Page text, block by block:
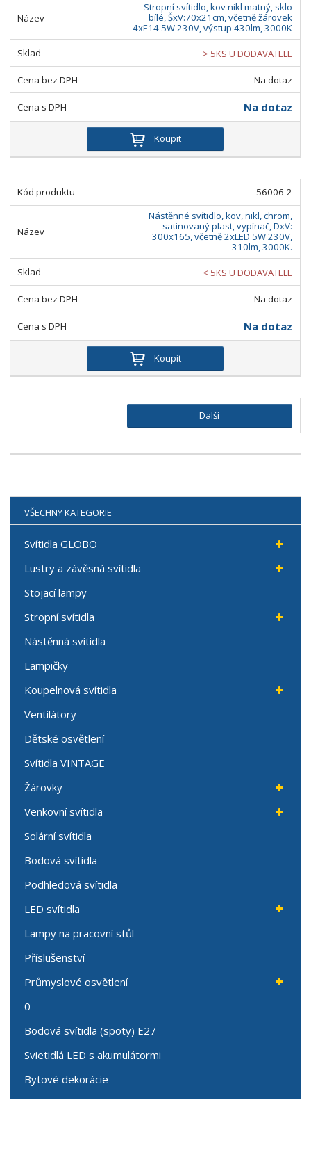
Stropní svítidlo, kov nikl matný, sklo
bílé, ŠxV:70x21cm, včetně žárovek
4xE14 5W 230V, výstup 430lm, 3000K
> 5KS U DODAVATELE
Na dotaz
Na dotaz
Koupit
56006-2
Nástěnné svítidlo, kov, nikl, chrom,
satinovaný plast, vypínač, DxV:
300x165, včetně 2xLED 5W 230V,
310lm, 3000K.
< 5KS U DODAVATELE
Na dotaz
Na dotaz
Koupit
Další
VŠECHNY KATEGORIE
Svítidla GLOBO
Lustry a závěsná svítidla
Stojací lampy
Stropní svítidla
Nástěnná svítidla
Lampičky
Koupelnová svítidla
Ventilátory
Dětské osvětlení
Svítidla VINTAGE
Žárovky
Venkovní svítidla
Solární svítidla
Bodová svítidla
Podhledová svítidla
LED svítidla
Lampy na pracovní stůl
Příslušenství
Průmyslové osvětlení
0
Bodová svítidla (spoty) E27
Svietidlá LED s akumulátormi
Bytové dekorácie